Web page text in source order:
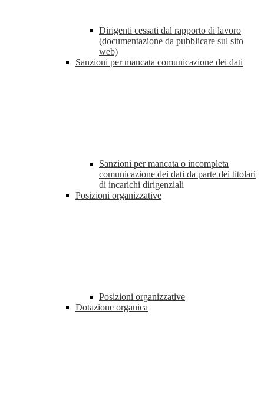
Dirigenti cessati dal rapporto di lavoro
(documentazione da pubblicare sul sito
web)
Sanzioni per mancata comunicazione dei dati
Sanzioni per mancata o incompleta
comunicazione dei dati da parte dei titolari
di incarichi dirigenziali
Posizioni organizzative
Posizioni organizzative
Dotazione organica